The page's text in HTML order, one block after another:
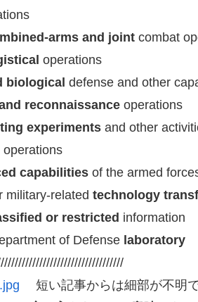
arms and joint combat
operations
biological defense and other
reconnaissance operations
experiments and other
operations
capabilities of the armed
military-related technology
or restricted information
of Defense laboratory
短い記事からは細部が不明で